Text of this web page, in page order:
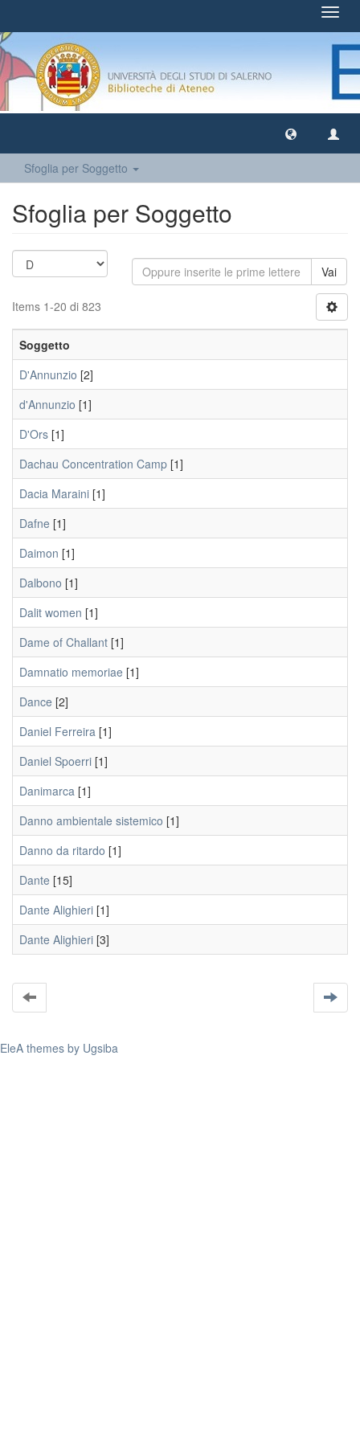
Sfoglia per Soggetto
Sfoglia per Soggetto
Vai
Items 1-20 di 823
Soggetto
D'Annunzio [2]
d'Annunzio [1]
D'Ors [1]
Dachau Concentration Camp [1]
Dacia Maraini [1]
Dafne [1]
Daimon [1]
Dalbono [1]
Dalit women [1]
Dame of Challant [1]
Damnatio memoriae [1]
Dance [2]
Daniel Ferreira [1]
Daniel Spoerri [1]
Danimarca [1]
Danno ambientale sistemico [1]
Danno da ritardo [1]
Dante [15]
Dante Alighieri [1]
Dante Alighieri [3]
EleA themes by Ugsiba